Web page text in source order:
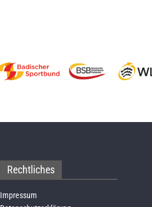
Rechtliches
Impressum